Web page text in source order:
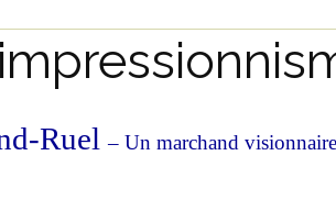
Ruel– Un marchand visionnaire